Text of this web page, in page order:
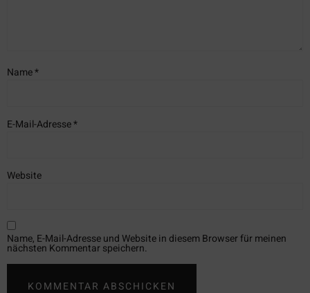
Name*
E-Mail-Adresse*
Website
Name, E-Mail-Adresse und Website in diesem Browser für meinen
nächsten Kommentar speichern.